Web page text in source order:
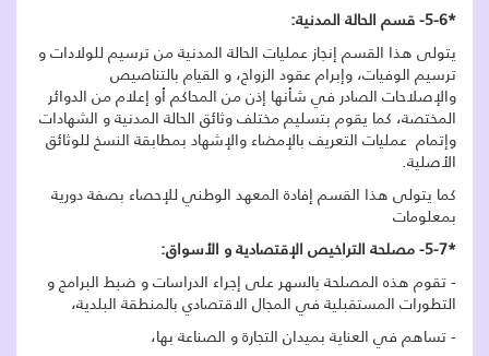
*5-6- قسم الحالة المدنية:
يتولى هذا القسم إنجاز عمليات الحالة المدنية من ترسيم للولادات و
ترسيم الوفيات، وإبرام عقود الزواج، و القيام بالتناصيص
والإصلاحات الصادر في شأنها إذن من المحاكم أو إعلام من الدوائر
المختصة، كما يقوم بتسليم مختلف وثائق الحالة المدنية و الشهادات
وإتمام عمليات التعريف بالإمضاء والإشهاد بمطابقة النسخ للوثائق
الأصلية.
كما يتولى هذا القسم إفادة المعهد الوطني للإحصاء بصفة دورية
بمعلومات
*5-7- مصلحة التراخيص الإقتصادية و الأسواق:
- تقوم هذه المصلحة بالسهر على إجراء الدراسات و ضبط البرامج و
التطورات المستقبلية في المجال الاقتصادي بالمنطقة البلدية،
- تساهم في العناية بميدان التجارة و الصناعة بها،